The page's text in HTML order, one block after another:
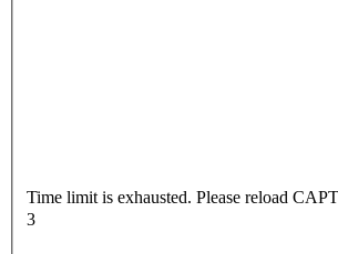
Time limit is exhausted. Please reload
3